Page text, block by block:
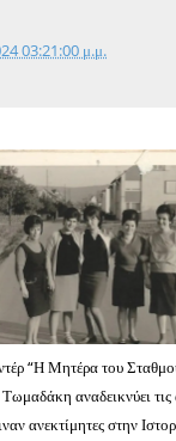
03:21:00 μ.μ.
“Η Μητέρα του
αναδεικνύει τις
ανεκτίμητες στην